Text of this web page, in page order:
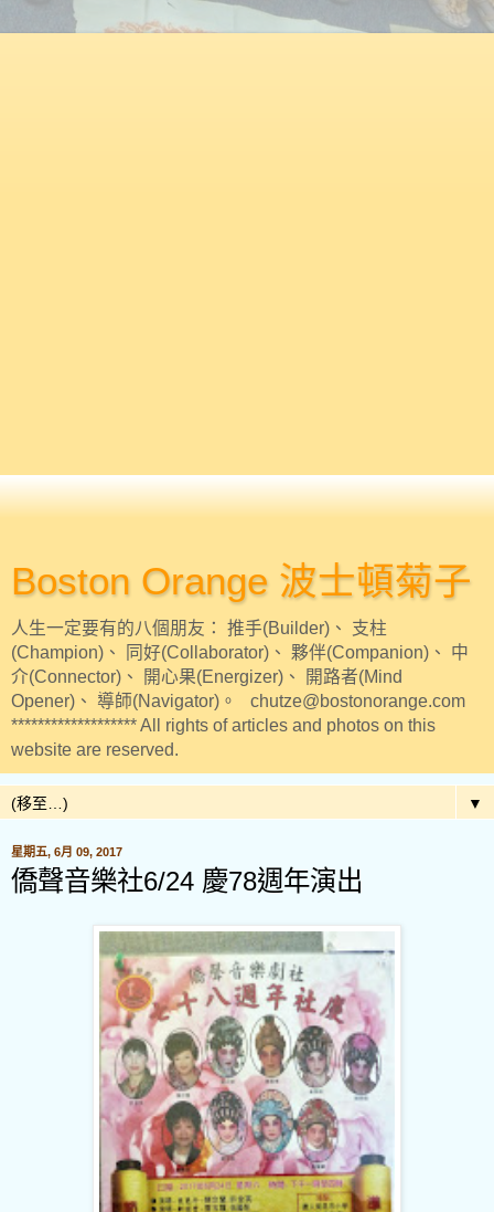
Boston Orange 波士頓菊子
人生一定要有的八個朋友： 推手(Builder)、 支柱
(Champion)、 同好(Collaborator)、 夥伴(Companion)、 中
介(Connector)、 開心果(Energizer)、 開路者(Mind
Opener)、 導師(Navigator)。 chutze@bostonorange.com
******************* All rights of articles and photos on this
website are reserved.
▼
星期五, 6月 09, 2017
僑聲音樂社6/24 慶78週年演出